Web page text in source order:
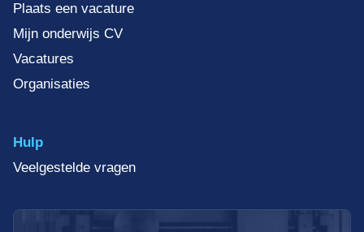
Plaats een vacature
Mijn onderwijs CV
Vacatures
Organisaties
Hulp
Veelgestelde vragen